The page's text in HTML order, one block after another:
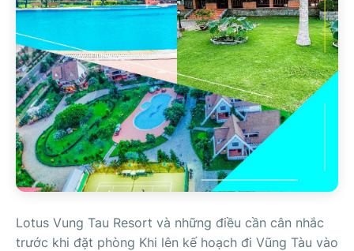
Lotus Vung Tau Resort và những điều cần cân nhắc
trước khi đặt phòng Khi lên kế hoạch đi Vũng Tàu vào